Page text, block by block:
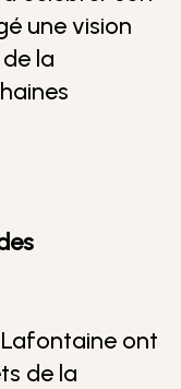
une vision
la
ont
de la